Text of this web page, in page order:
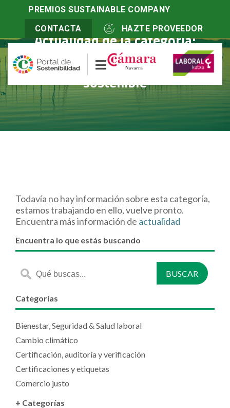
PREMIOS SUSTAINABLE COMPANY
CONTACTA
HAZTE PROVEEDOR
Actualidad de la categoría:
Innovacion responsable y
sostenible
Todavía no hay información sobre esta categoría,
estamos trabajando en ello, vuelve pronto.
Encuentra más información de actualidad
Encuentra lo que estás buscando
Categorías
Bienestar, Seguridad & Salud laboral
Cambio climático
Certificación, auditoría y verificación
Certificaciones y etiquetas
Comercio justo
+ Categorías